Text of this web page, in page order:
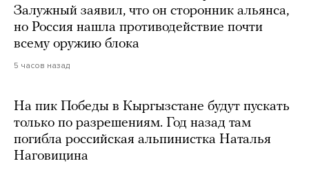
Залужный заявил, что он сторонник альянса,
но Россия нашла противодействие почти
всему оружию блока
5 часов назад
На пик Победы в Кыргызстане будут пускать
только по разрешениям. Год назад там
погибла российская альпинистка Наталья
Наговицина